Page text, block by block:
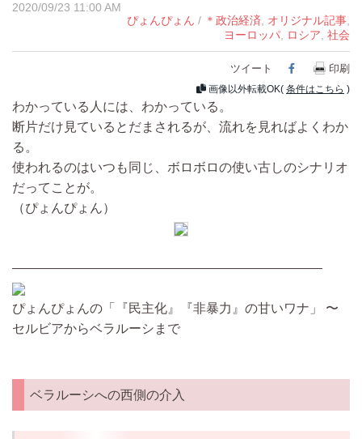
2020/09/23 11:00 AM
ぴょんぴょん / ＊政治経済, オリジナル記事,
ヨーロッパ, ロシア, 社会
ツイート Facebook
印刷
画像以外転載OK( 条件はこちら )
わかっている人には、わかっている。
断片だけ見ているとだまされるが、流れを見ればよくわか
る。
使われるのはいつも同じ、ボロボロの使い古しのシナリオ
だってことが。
（ぴょんぴょん）
————————————————————————
ぴょんぴょんの「『民主化』『非暴力』の甘いワナ」 〜
セルビアからベラルーシまで
ベラルーシへの西側の介入